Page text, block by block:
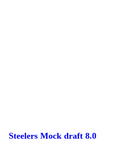
Steelers Mock draft 8.0